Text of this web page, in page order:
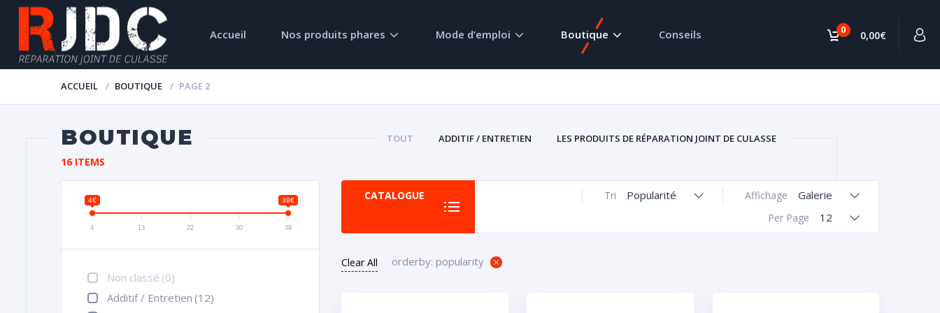
0 0,00€
Accueil Nos produits phares Mode d’emploi Boutique Conseils
ACCUEIL BOUTIQUE PAGE 2
BOUTIQUE TOUT ADDITIF / ENTRETIEN LES PRODUITS DE RÉPARATION JOINT DE CULASSE
16 ITEMS
4€ 39€
4 13 22 30 39
Non classé (0)
Additif / Entretien (12)
CATALOGUE Affichage Galerie
Tri Popularité
Per Page 12
Clear All orderby: popularity